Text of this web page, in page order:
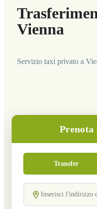
Vienna
Servizio taxi privato a
Transfer